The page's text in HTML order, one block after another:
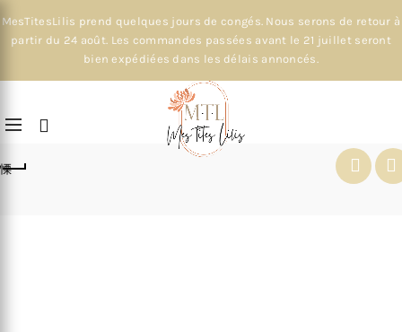
MesTitesLilis prend quelques jours de congés. Nous serons de retour à
partir du 24 août. Les commandes passées avant le 21 juillet seront
bien expédiées dans les délais annoncés.